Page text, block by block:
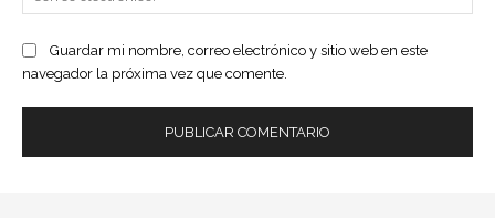
Guardar mi nombre, correo electrónico y sitio web en este
navegador la próxima vez que comente.